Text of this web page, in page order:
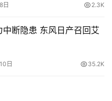
日 2.3K
中断隐患 东风日产召回艾
日 35.2K